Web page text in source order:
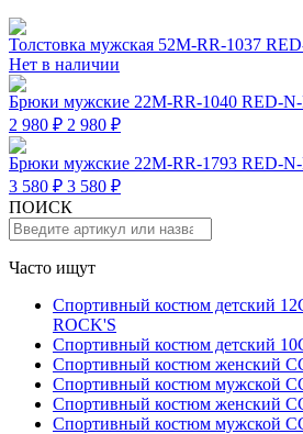
Толстовка мужская 52M-RR-1037
Нет в наличии
Брюки мужские 22M-RR-1040 RED-
2 980 ₽ 2 980 ₽
Брюки мужские 22M-RR-1793 RED-
3 580 ₽ 3 580 ₽
ПОИСК
Часто ищут
Спортивный костюм детский
ROCK'S
Спортивный костюм детский
Спортивный костюм женский
Спортивный костюм мужской
Спортивный костюм женский
Спортивный костюм мужской